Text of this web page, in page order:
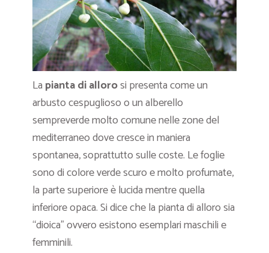
La pianta di allorosi presenta come un
arbusto cespuglioso o un alberello
sempreverde molto comune nelle zone del
mediterraneo dove cresce in maniera
spontanea, soprattutto sulle coste. Le foglie
sono di colore verde scuro e molto profumate,
la parte superiore è lucida mentre quella
inferiore opaca. Si dice che la pianta di alloro sia
“dioica” ovvero esistono esemplari maschili e
femminili.